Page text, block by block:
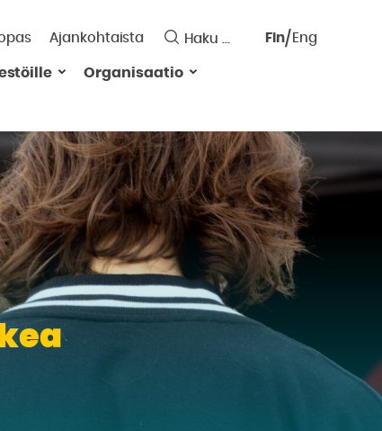
Ajankohtaista
kieli:
Fin Eng
Organisaatio